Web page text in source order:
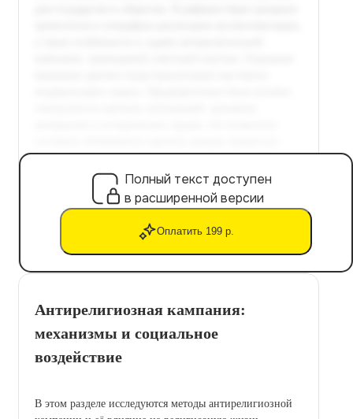
Полный текст доступен
в расширенной версии
Оплатить 199 р.
Антирелигиозная кампания:
механизмы и социальное
воздействие
В этом разделе исследуются методы антирелигиозной